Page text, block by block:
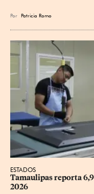
Por Patricia Romo
ESTADOS
Tamaulipas reporta
2026